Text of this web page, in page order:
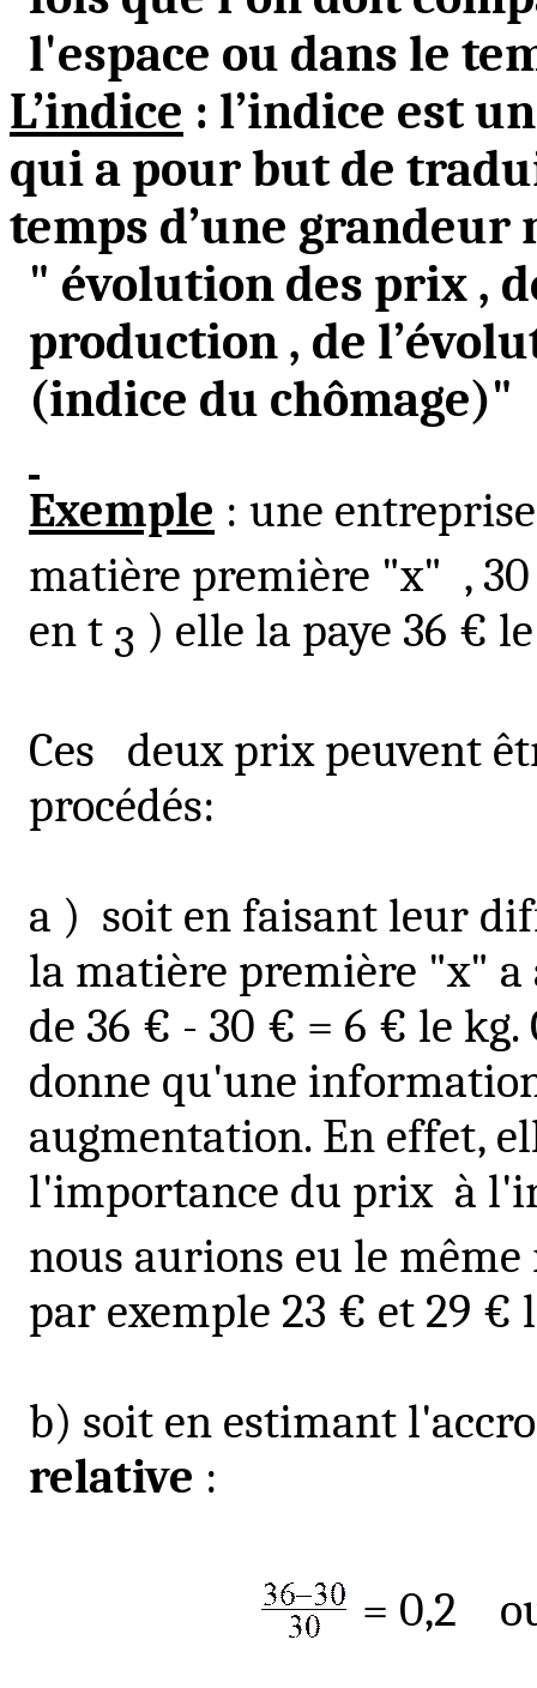
l'espace ou dans le
L’indice : l’indice est
qui a pour but de
temps d’une grandeur
" évolution des prix ,
production , de
(indice du chômage)"
Exemple : une
matière première "x" ,
en t 3 ) elle la paye 36 €
Ces
deux prix peuvent
procédés:
a ) soit en faisant leur
la matière première "x"
de 36 € - 30 € = 6 € le kg.
donne qu'une
augmentation. En effet,
l'importance du prix à
nous aurions eu le
par exemple 23 € et 29 €
b) soit en estimant
relative :
= 0,2